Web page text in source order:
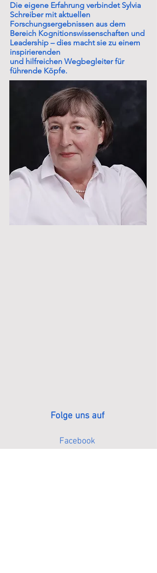
Die eigene Erfahrung verbindet Sylvia
Schreiber mit aktuellen
Forschungsergebnissen aus dem
Bereich Kognitionswissenschaften und
Leadership – dies macht sie zu einem
inspirierenden
und hilfreichen Wegbegleiter für
führende Köpfe.
Folge uns auf
Facebook